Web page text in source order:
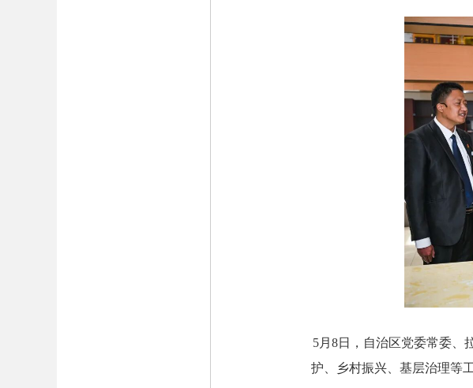
5月8日，自治区党委常委、
护、乡村振兴、基层治理等